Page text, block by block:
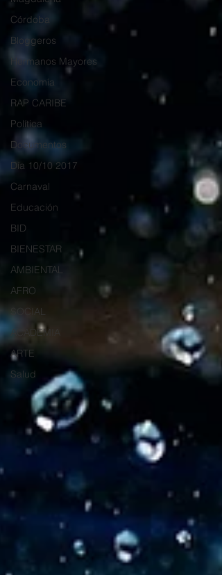
Córdoba
Bloggeros
Hermanos Mayores
Economía
RAP CARIBE
Política
Documentos
Día 10/10 2017
Carnaval
Educación
BID
BIENESTAR
AMBIENTAL
AFRO
SOCIAL
ACADEMIA
ARTE
Salud